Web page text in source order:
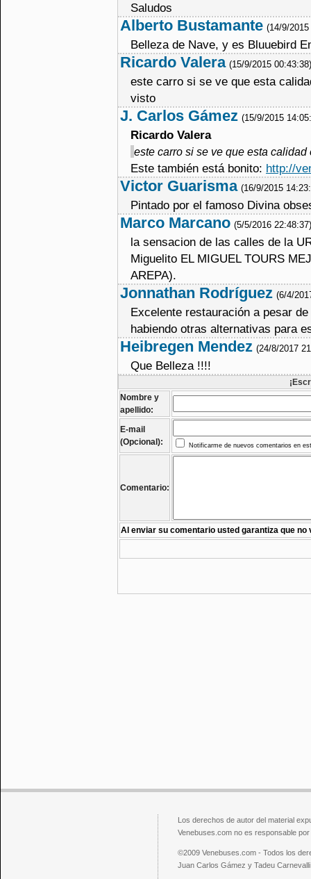
Saludos
Alberto Bustamante (14/9/
Belleza de Nave, y es Bluuebird
Ricardo Valera (15/9/2015
este carro si se ve que esta
visto
J. Carlos Gámez (15/9/2015
Ricardo Valera
este carro si se ve que esta
Este también está bonito: http://
Victor Guarisma (16/9/2015
Pintado por el famoso Divina
Marco Marcano (5/5/2016
la sensacion de las calles de la
Miguelito EL MIGUEL TOURS
AREPA).
Jonnathan Rodríguez (6/4/
Excelente restauración a pesar
habiendo otras alternativas para
Heibregen Mendez (24/8/2017
Que Belleza !!!!
Nombre y
apellido:
E-mail
(Opcional):
Notificarme de nuevos comentarios en
Comentario:
Al enviar su comentario usted garantiza que no
Los derechos de autor del material
Venebuses.com no es responsable
©2009 Venebuses.com - Todos los
Juan Carlos Gámez y Tadeu Carnevalli